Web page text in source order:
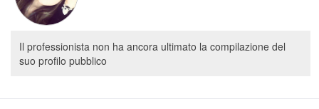
Prenota una visita
Ricerca specialisti
Consulti online
Il professionista non ha ancora ultimato la compilazione del
suo profilo pubblico